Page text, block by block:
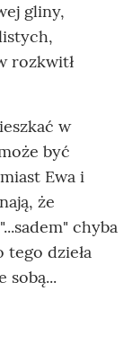
gliny,
rozkwitł
w
być
Ewa i
że
chyba
dzieła
sobą...